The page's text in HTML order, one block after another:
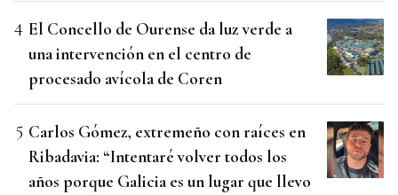
El Concello de Ourense da luz verde a
una intervención en el centro de
procesado avícola de Coren
Carlos Gómez, extremeño con raíces en
Ribadavia: “Intentaré volver todos los
años porque Galicia es un lugar que llevo